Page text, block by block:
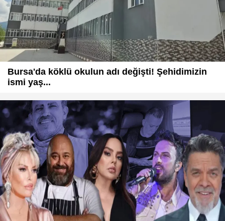
Bursa'da köklü okulun adı değişti! Şehidimizin
ismi yaş...